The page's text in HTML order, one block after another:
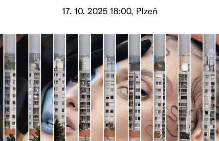
Vše o ČT
17. 10. 2025 18:00, Plzeň